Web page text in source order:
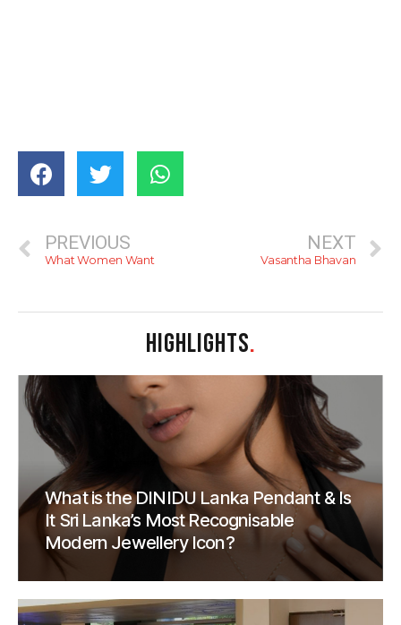
PREVIOUS
What Women Want
NEXT
Vasantha Bhavan
HIGHLIGHTS.
What is the DINIDU Lanka Pendant & Is
It Sri Lanka’s Most Recognisable
Modern Jewellery Icon?